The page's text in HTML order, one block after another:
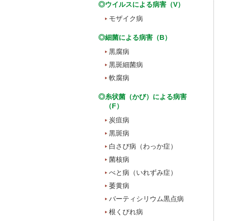
◎ウイルスによる病害（V）
モザイク病
◎細菌による病害（B）
黒腐病
黒斑細菌病
軟腐病
◎糸状菌（かび）による病害
（F）
炭疽病
黒斑病
白さび病（わっか症）
菌核病
べと病（いれずみ症）
萎黄病
バーティシリウム黒点病
根くびれ病